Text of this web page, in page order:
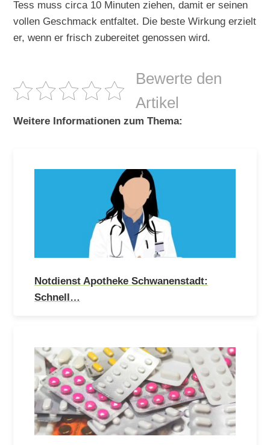
Tess muss circa 10 Minuten ziehen, damit er seinen
vollen Geschmack entfaltet. Die beste Wirkung erzielt
er, wenn er frisch zubereitet genossen wird.
Bewerte den
Artikel
Weitere Informationen zum Thema:
Notdienst Apotheke Schwanenstadt:
Schnell…